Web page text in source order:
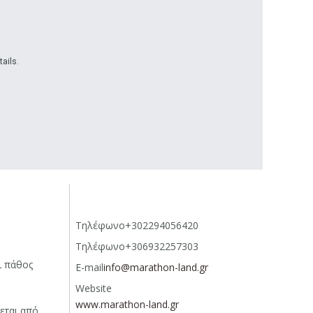
πάθος
από
Τηλέφωνο+302294056420
Τηλέφωνο+306932257303
E-mailinfo@marathon-land.gr
Website
www.marathon-land.gr